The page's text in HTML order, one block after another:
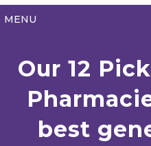
MENU
Our 12
best